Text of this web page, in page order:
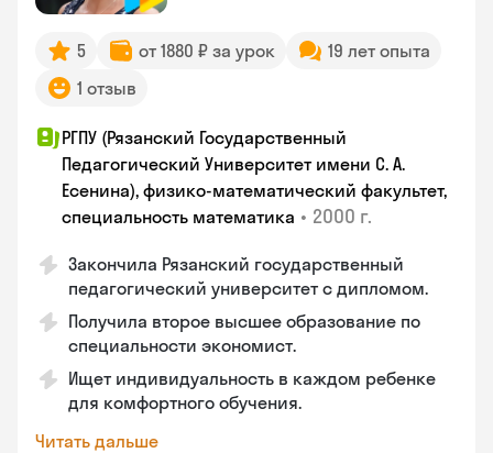
5 от 1880 ₽ за урок
19 лет опыта
1 отзыв
РГПУ (Рязанский Государственный
Педагогический Университет имени С. А.
Есенина), физико-математический факультет,
специальность математика • 2000 г.
Закончилa Рязанский государственный
педагогический университет с дипломом.
Получила второе высшее образование по
специальности экономист.
Ищет индивидуальность в каждом ребенке
для комфортного обучения.
Читать дальше